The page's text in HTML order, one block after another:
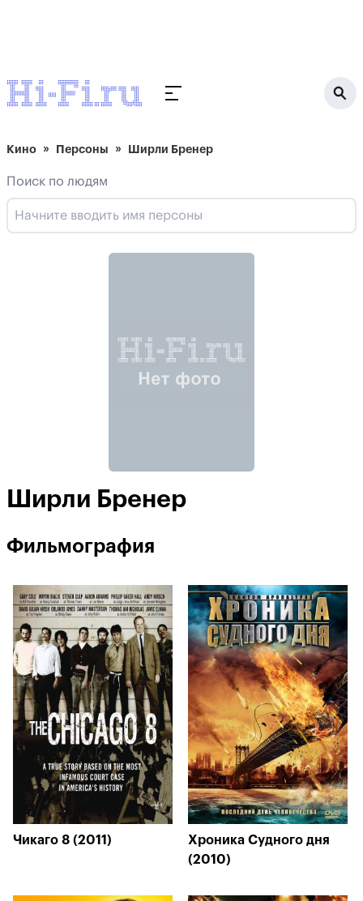
Кино Персоны Ширли Бренер
Поиск по людям
Ширли Бренер
Фильмография
Чикаго 8 (2011)
Хроника Судного дня
(2010)